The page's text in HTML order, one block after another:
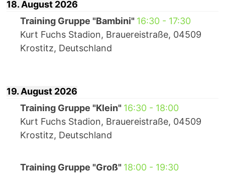
18. August 2026
Training Gruppe "Bambini" 16:30- 17:30
Kurt Fuchs Stadion, Brauereistraße, 04509
Krostitz, Deutschland
19. August 2026
Training Gruppe "Klein" 16:30- 18:00
Kurt Fuchs Stadion, Brauereistraße, 04509
Krostitz, Deutschland
Training Gruppe "Groß" 18:00- 19:30